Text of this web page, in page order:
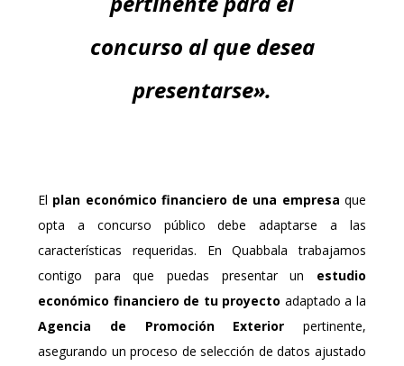
concurso al que desea
presentarse».
El plan económico financiero de una empresa que
opta a concurso público debe adaptarse a las
características requeridas. En Quabbala trabajamos
contigo para que puedas presentar un estudio
económico financiero de tu proyecto adaptado a la
Agencia de Promoción Exterior pertinente,
asegurando un proceso de selección de datos ajustado